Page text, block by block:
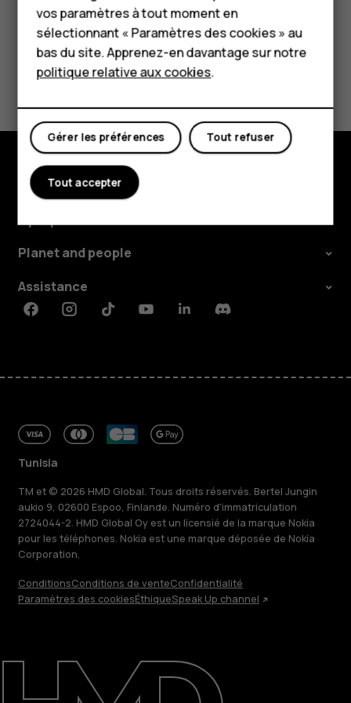
Tablettes
Boutique
Mon compte
Réparer, réutiliser, recycler
Responsable
Avez-vous trouvé cela utile?
Boutique
Planet and people
Assistance
FacebookInstagramTiktokYoutubeLinkedinDiscord
Tunisia
TM et © 2026 HMD Global. Tous droits réservés. Bertel Jungin
aukio 9, 02600 Espoo, Finlande. Numéro d'immatriculation
2724044-2. HMD Global Oy est un licensié de la marque Nokia
pour les téléphones. Nokia est une marque déposée de Nokia
Corporation.
ConditionsConditions de venteConfidentialité
Paramètres des cookiesÉthiqueSpeak Up channel
vos paramètres à tout moment en
sélectionnant « Paramètres des cookies » au
bas du site. Apprenez-en davantage sur notre
politique relative aux cookies.
Tout refuser
Gérer les préférences
Tout accepter